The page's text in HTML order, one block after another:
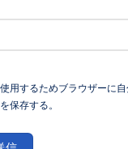
用するためブラウザーに
保存する。